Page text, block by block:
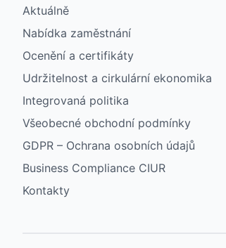
Aktuálně
Nabídka zaměstnání
Ocenění a certifikáty
Udržitelnost a cirkulární ekonomika
Integrovaná politika
Všeobecné obchodní podmínky
GDPR – Ochrana osobních údajů
Business Compliance CIUR
Kontakty